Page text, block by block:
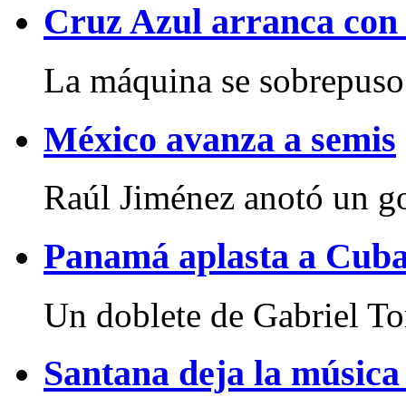
Cruz Azul arranca
La máquina se
México avanza a semis
Raúl Jiménez anotó un
Panamá aplasta a
Un doblete de Gabriel
Santana deja la